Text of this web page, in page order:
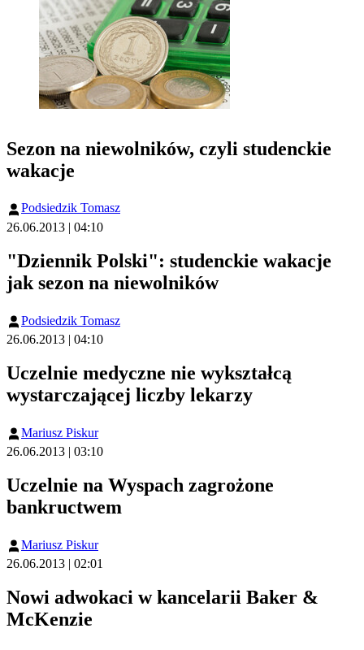
Sezon na niewolników, czyli studenckie
wakacje
Podsiedzik Tomasz
26.06.2013 | 04:10
"Dziennik Polski": studenckie wakacje
jak sezon na niewolników
Podsiedzik Tomasz
26.06.2013 | 04:10
Uczelnie medyczne nie wykształcą
wystarczającej liczby lekarzy
Mariusz Piskur
26.06.2013 | 03:10
Uczelnie na Wyspach zagrożone
bankructwem
Mariusz Piskur
26.06.2013 | 02:01
Nowi adwokaci w kancelarii Baker &
McKenzie